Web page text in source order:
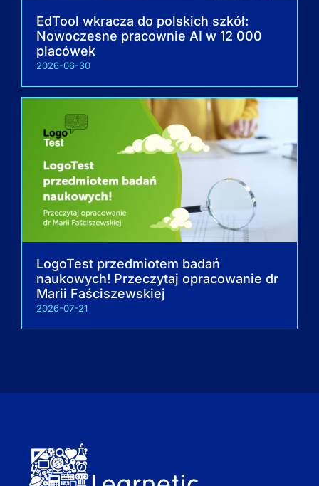
EdTool wkracza do polskich szkół:
Nowoczesne pracownie AI w 12 000
placówek
2026-06-30
LogoTest przedmiotem badań
naukowych! Przeczytaj opracowanie dr
Marii Faściszewskiej
2026-07-21